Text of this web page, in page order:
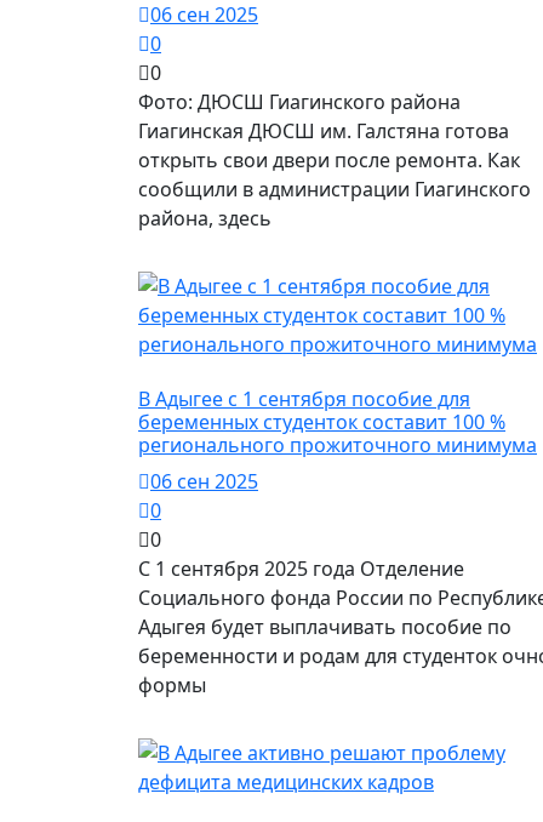
06 сен 2025
0
0
Фото: ДЮСШ Гиагинского района
Гиагинская ДЮСШ им. Галстяна готова
открыть свои двери после ремонта. Как
сообщили в администрации Гиагинского
района, здесь
В Адыгее с 1 сентября пособие для
беременных студенток составит 100 %
регионального прожиточного минимума
06 сен 2025
0
0
С 1 сентября 2025 года Отделение
Социального фонда России по
Адыгея будет выплачивать пособие по
беременности и родам для студенток
формы